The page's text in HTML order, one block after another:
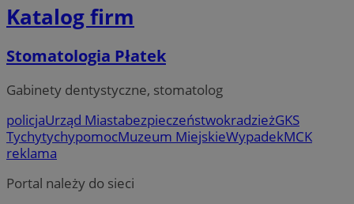
Katalog firm
Stomatologia Płatek
Gabinety dentystyczne, stomatolog
policjaUrząd MiastabezpieczeństwokradzieżGKS
TychytychypomocMuzeum MiejskieWypadekMCK
reklama
Portal należy do sieci